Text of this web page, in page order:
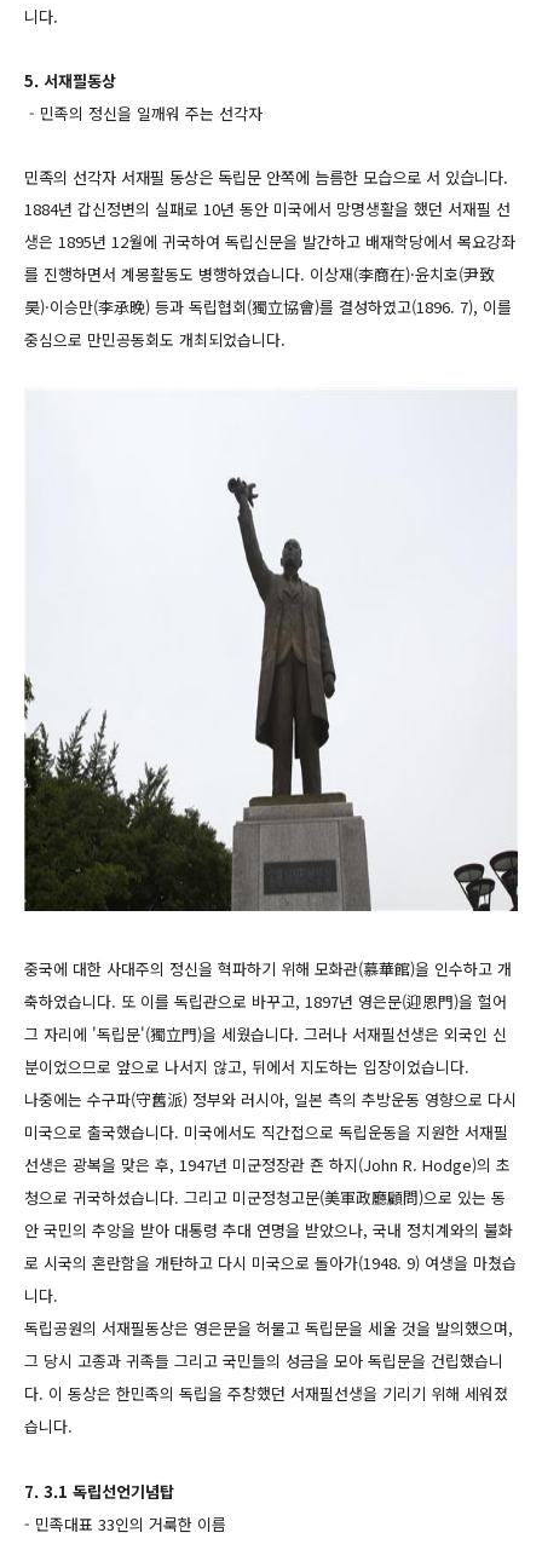
니다.
5. 서재필동상
- 민족의 정신을 일깨워 주는 선각자
민족의 선각자 서재필 동상은 독립문 안쪽에 늠름한 모습으로 서 있습니다.
1884년 갑신정변의 실패로 10년 동안 미국에서 망명생활을 했던 서재필 선
생은 1895년 12월에 귀국하여 독립신문을 발간하고 배재학당에서 목요강좌
를 진행하면서 계몽활동도 병행하였습니다. 이상재(李商在)·윤치호(尹致
昊)·이승만(李承晩) 등과 독립협회(獨立協會)를 결성하였고(1896. 7), 이를
중심으로 만민공동회도 개최되었습니다.
중국에 대한 사대주의 정신을 혁파하기 위해 모화관(慕華館)을 인수하고 개
축하였습니다. 또 이를 독립관으로 바꾸고, 1897년 영은문(迎恩門)을 헐어
그 자리에 '독립문'(獨立門)을 세웠습니다. 그러나 서재필선생은 외국인 신
분이었으므로 앞으로 나서지 않고, 뒤에서 지도하는 입장이었습니다.
나중에는 수구파(守舊派) 정부와 러시아, 일본 측의 추방운동 영향으로 다시
미국으로 출국했습니다. 미국에서도 직간접으로 독립운동을 지원한 서재필
선생은 광복을 맞은 후, 1947년 미군정장관 죤 하지(John R. Hodge)의 초
청으로 귀국하셨습니다. 그리고 미군정청고문(美軍政廳顧問)으로 있는 동
안 국민의 추앙을 받아 대통령 추대 연명을 받았으나, 국내 정치계와의 불화
로 시국의 혼란함을 개탄하고 다시 미국으로 돌아가(1948. 9) 여생을 마쳤습
니다.
독립공원의 서재필동상은 영은문을 허물고 독립문을 세울 것을 발의했으며,
그 당시 고종과 귀족들 그리고 국민들의 성금을 모아 독립문을 건립했습니
다. 이 동상은 한민족의 독립을 주창했던 서재필선생을 기리기 위해 세워졌
습니다.
7. 3.1 독립선언기념탑
- 민족대표 33인의 거룩한 이름